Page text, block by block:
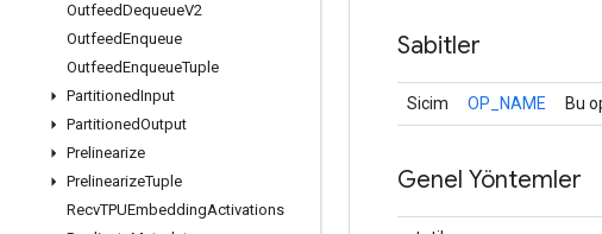
OutfeedDequeueV2
OutfeedEnqueue
OutfeedEnqueueTuple
PartitionedInput
PartitionedOutput
Prelinearize
PrelinearizeTuple
RecvTPUEmbeddingActivations
Sabitler
Sicim OP_NAME Bu
Genel Yöntemler